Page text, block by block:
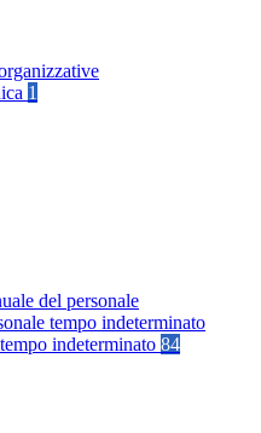
1
del personale
tempo indeterminato
indeterminato 84